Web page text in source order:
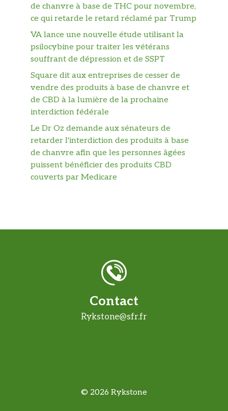
de chanvre à base de THC pour novembre,
ce qui retarde le retard réclamé par Trump
VA lance une nouvelle étude utilisant la
psilocybine pour traiter les vétérans
souffrant de dépression et de SSPT
Square dit aux entreprises de cesser de
vendre des produits à base de chanvre et
de CBD à la lumière de la prochaine
interdiction fédérale
Le Dr Oz demande aux sénateurs de
retarder l'interdiction des produits à base
de chanvre afin que les personnes âgées
puissent bénéficier des produits CBD
couverts par Medicare
Contact
Rykstone@sfr.fr
© 2026 Rykstone